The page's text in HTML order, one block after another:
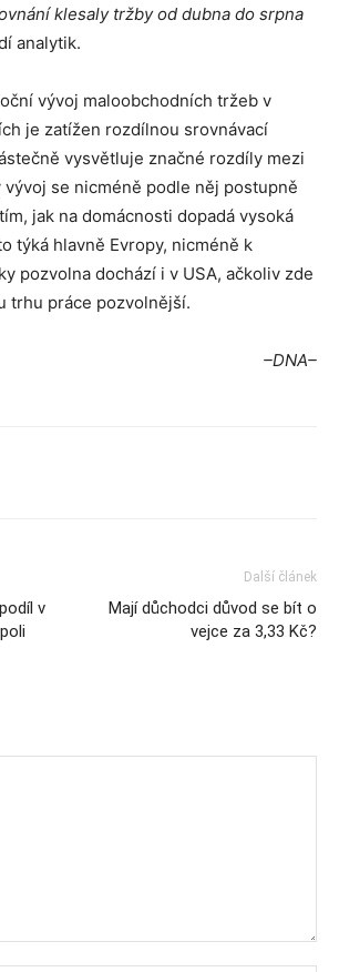
klesaly tržby od dubna do srpna
analytik.
vývoj maloobchodních tržeb v
je zatížen rozdílnou srovnávací
vysvětluje značné rozdíly mezi
vývoj se nicméně podle něj postupně
jak na domácnosti dopadá vysoká
týká hlavně Evropy, nicméně k
pozvolna dochází i v USA, ačkoliv zde
trhu práce pozvolnější.
–DNA–
v
Další článek
Mají důchodci důvod se bít o
vejce za 3,33 Kč?